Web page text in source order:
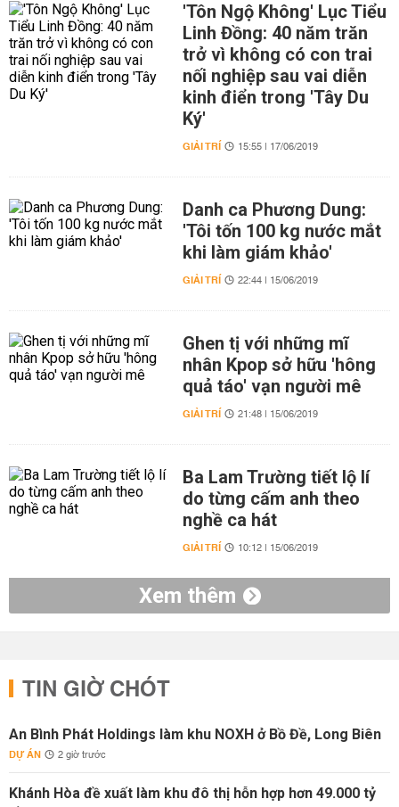
'Tôn Ngộ Không' Lục Tiểu
Linh Đồng: 40 năm trăn
trở vì không có con trai
nối nghiệp sau vai diễn
kinh điển trong 'Tây Du
Ký'
GIẢI TRÍ 15:55 | 17/06/2019
Danh ca Phương Dung:
'Tôi tốn 100 kg nước mắt
khi làm giám khảo'
GIẢI TRÍ 22:44 | 15/06/2019
Ghen tị với những mĩ
nhân Kpop sở hữu 'hông
quả táo' vạn người mê
GIẢI TRÍ 21:48 | 15/06/2019
Ba Lam Trường tiết lộ lí
do từng cấm anh theo
nghề ca hát
GIẢI TRÍ 10:12 | 15/06/2019
Xem thêm
TIN GIỜ CHÓT
An Bình Phát Holdings làm khu NOXH ở Bồ Đề, Long Biên
DỰ ÁN 2 giờ trước
Khánh Hòa đề xuất làm khu đô thị hỗn hợp hơn 49.000 tỷ